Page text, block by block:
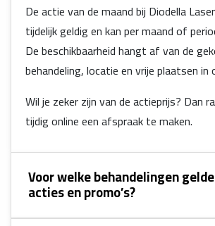
De actie van de maand bij Diodella
tijdelijk geldig en kan per maand of
De beschikbaarheid hangt af van de
behandeling, locatie en vrije plaatsen in
Wil je zeker zijn van de actieprijs? Dan
tijdig online een afspraak te maken.
Voor welke behandelingen
acties en promo’s?